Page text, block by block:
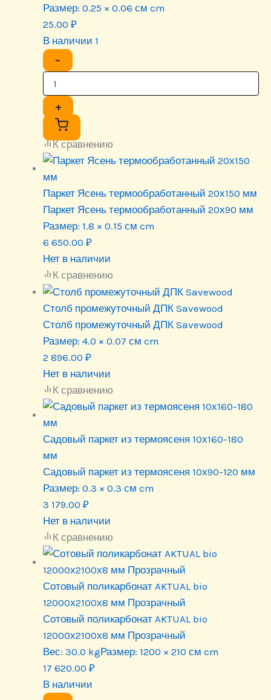
Размер: 0.25 × 0.06 см cm
25.00 ₽
В наличии 1
−
+
К сравнению
Паркет Ясень термообработанный 20х150 мм
Паркет Ясень термообработанный 20х90 мм
Размер: 1.8 × 0.15 см cm
6 650.00 ₽
Нет в наличии
К сравнению
Столб промежуточный ДПК Savewood
Столб промежуточный ДПК Savewood
Размер: 4.0 × 0.07 см cm
2 896.00 ₽
Нет в наличии
К сравнению
Садовый паркет из термоясеня 10х160-180
мм
Садовый паркет из термоясеня 10х90-120 мм
Размер: 0.3 × 0.3 см cm
3 179.00 ₽
Нет в наличии
К сравнению
Сотовый поликарбонат AKTUAL bio
12000х2100х8 мм Прозрачный
Сотовый поликарбонат AKTUAL bio
12000х2100х8 мм Прозрачный
Вес: 30.0 kgРазмер: 1200 × 210 см cm
17 620.00 ₽
В наличии